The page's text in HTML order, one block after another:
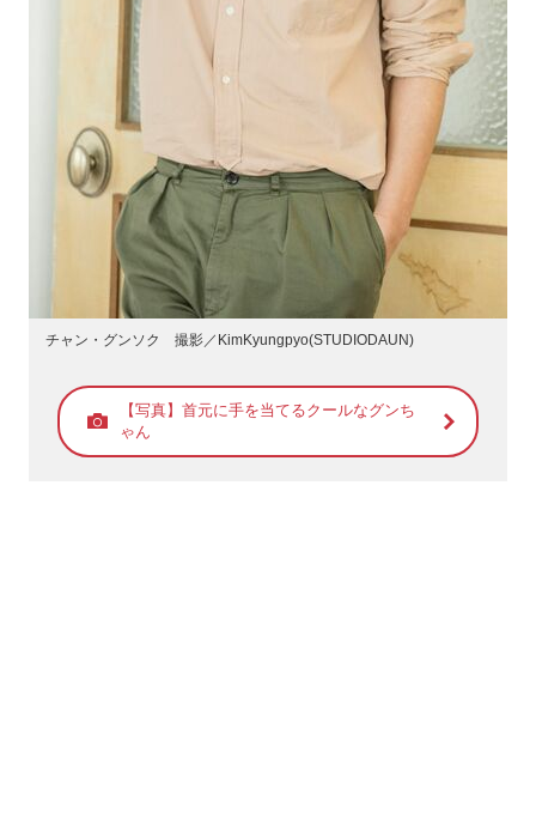
チャン・グンソク 撮影／KimKyungpyo(STUDIODAUN)
【写真】首元に手を当てるクールなグンち
ゃん